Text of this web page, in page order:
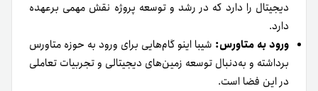
دیجیتال را دارد که در رشد و توسعه پروژه نقش مهمی برعهده
دارد.
ورود به متاورس: شیبا اینو گام‌هایی برای ورود به حوزه متاورس
برداشته و به‌دنبال توسعه زمین‌های دیجیتالی و تجربیات تعاملی
در این فضا است.